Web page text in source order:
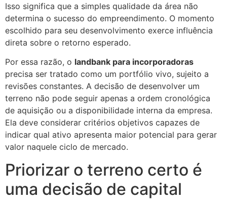
Isso significa que a simples qualidade da área não
determina o sucesso do empreendimento. O momento
escolhido para seu desenvolvimento exerce influência
direta sobre o retorno esperado.
Por essa razão, o landbank para incorporadoras
precisa ser tratado como um portfólio vivo, sujeito a
revisões constantes. A decisão de desenvolver um
terreno não pode seguir apenas a ordem cronológica
de aquisição ou a disponibilidade interna da empresa.
Ela deve considerar critérios objetivos capazes de
indicar qual ativo apresenta maior potencial para gerar
valor naquele ciclo de mercado.
Priorizar o terreno certo é
uma decisão de capital